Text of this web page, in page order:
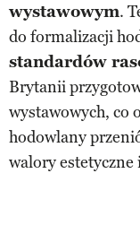
wystawowym.
do formalizacji
standardów
Brytanii
wystawowych, co
hodowlany
walory